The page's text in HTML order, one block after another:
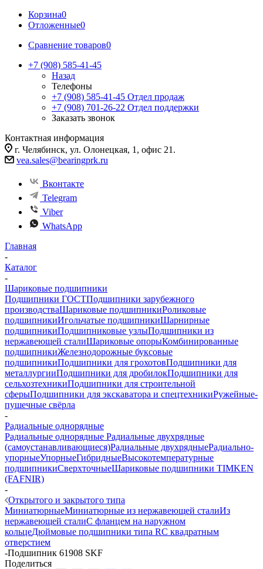
Корзина0
Отложенные0
Сравнение товаров0
+7 (908) 585-41-45
Назад
Телефоны
+7 (908) 585-41-45 Отдел продаж
+7 (908) 701-26-22 Отдел поддержки
Заказать звонок
Контактная информация
г. Челябинск, ул. Олонецкая, 1, офис 21.
vea.sales@bearingprk.ru
Вконтакте
Telegram
Viber
WhatsApp
Главная
-
Каталог
-
Шариковые подшипники
Подшипники ГОСТПодшипники зарубежного
производстваШариковые подшипникиРоликовые
подшипникиИгольчатые подшипникиШарнирные
подшипникиПодшипниковые узлыПодшипники из
нержавеющей сталиШариковые опорыКомбинированные
подшипникиЖелезнодорожные буксовые
подшипникиПодшипники для грохотовПодшипники для
металлургииПодшипники для дробилокПодшипники для
сельхозтехникиПодшипники для строительной
сферыПодшипники для экскаватора и спецтехникиРужейные-
пушечные свёрла
-
Радиальные однорядные
Радиальные однорядные Радиальные двухрядные
(самоустанавливающиеся)Радиальные двухрядныеРадиально-
упорныеУпорныеГибридныеВысокотемпературные
подшипникиСверхточныеШариковые подшипники TIMKEN
(FAFNIR)
-
Открытого и закрытого типа
МиниатюрныеМиниатюрные из нержавеющей сталиИз
нержавеющей сталиС фланцем на наружном
кольцеДюймовые подшипники типа RС квадратным
отверстием
-Подшипник 61908 SKF
Поделиться